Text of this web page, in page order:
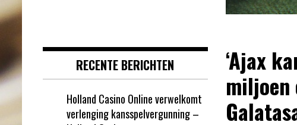
‘Ajax
miljoen
RECENTE BERICHTEN
Holland Casino Online verwelkomt
verlenging kansspelvergunning –